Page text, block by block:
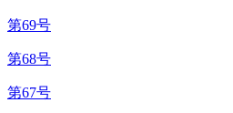
第69号
第68号
第67号